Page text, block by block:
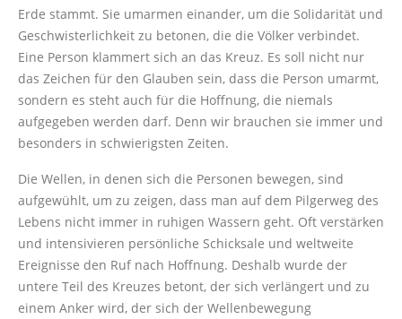
Erde stammt. Sie umarmen einander, um die Solidarität und
Geschwisterlichkeit zu betonen, die die Völker verbindet.
Eine Person klammert sich an das Kreuz. Es soll nicht nur
das Zeichen für den Glauben sein, dass die Person umarmt,
sondern es steht auch für die Hoffnung, die niemals
aufgegeben werden darf. Denn wir brauchen sie immer und
besonders in schwierigsten Zeiten.
Die Wellen, in denen sich die Personen bewegen, sind
aufgewühlt, um zu zeigen, dass man auf dem Pilgerweg des
Lebens nicht immer in ruhigen Wassern geht. Oft verstärken
und intensivieren persönliche Schicksale und weltweite
Ereignisse den Ruf nach Hoffnung. Deshalb wurde der
untere Teil des Kreuzes betont, der sich verlängert und zu
einem Anker wird, der sich der Wellenbewegung